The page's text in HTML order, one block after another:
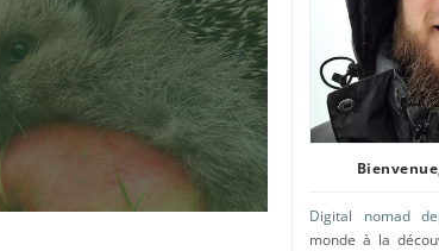
Digital nomad
monde à la